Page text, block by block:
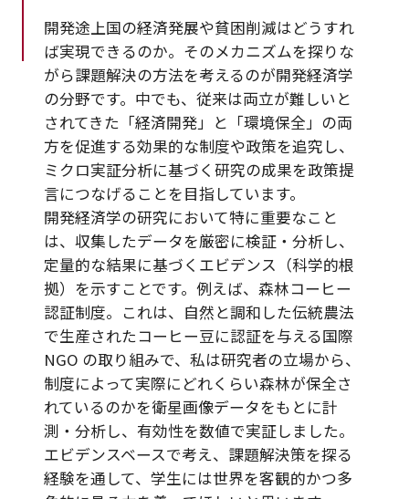
開発途上国の経済発展や貧困削減はどうすれ
ば実現できるのか。そのメカニズムを探りな
がら課題解決の方法を考えるのが開発経済学
の分野です。中でも、従来は両立が難しいと
されてきた「経済開発」と「環境保全」の両
方を促進する効果的な制度や政策を追究し、
ミクロ実証分析に基づく研究の成果を政策提
言につなげることを目指しています。
開発経済学の研究において特に重要なこと
は、収集したデータを厳密に検証・分析し、
定量的な結果に基づくエビデンス（科学的根
拠）を示すことです。例えば、森林コーヒー
認証制度。これは、自然と調和した伝統農法
で生産されたコーヒー豆に認証を与える国際
NGO の取り組みで、私は研究者の立場から、
制度によって実際にどれくらい森林が保全さ
れているのかを衛星画像データをもとに計
測・分析し、有効性を数値で実証しました。
エビデンスベースで考え、課題解決策を探る
経験を通して、学生には世界を客観的かつ多